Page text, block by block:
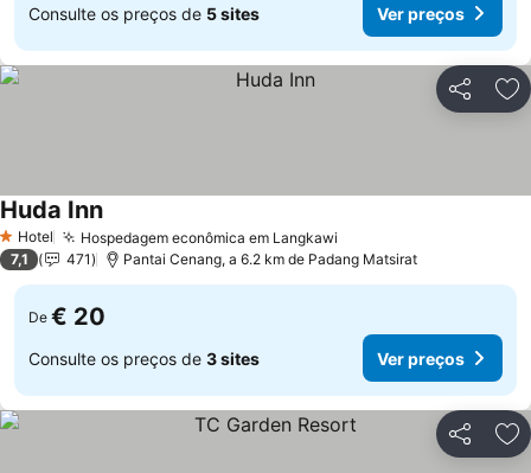
Consulte os preços de 5 sites Ver preços
Partilhar
1 Estrelas
Hotel Hospedagem econômica em Langkawi
Huda Inn
7,1 471 Pantai Cenang, a 6.2 km de Padang Matsirat
De € 20
Consulte os preços de 3 sites Ver preços
Partilhar